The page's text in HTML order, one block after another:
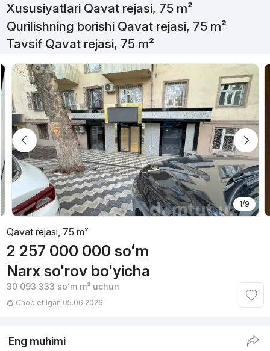
Xususiyatlari Qavat rejasi, 75 m²
Qurilishning borishi Qavat rejasi, 75 m²
Tavsif Qavat rejasi, 75 m²
1/9
Qavat rejasi, 75 m²
2 257 000 000 soʻm
Narx so'rov bo'yicha
30 093 333 soʻmm² uchun
Chop etilgan 05.06.2026
Eng muhimi